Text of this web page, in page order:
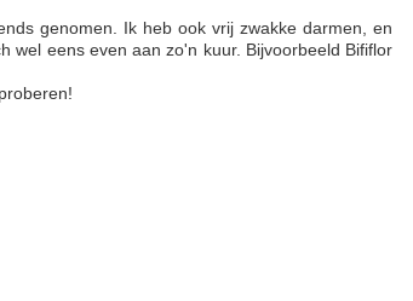
genomen. Ik heb ook vrij zwakke darmen, en
wel eens even aan zo'n kuur. Bijvoorbeeld Bififlor